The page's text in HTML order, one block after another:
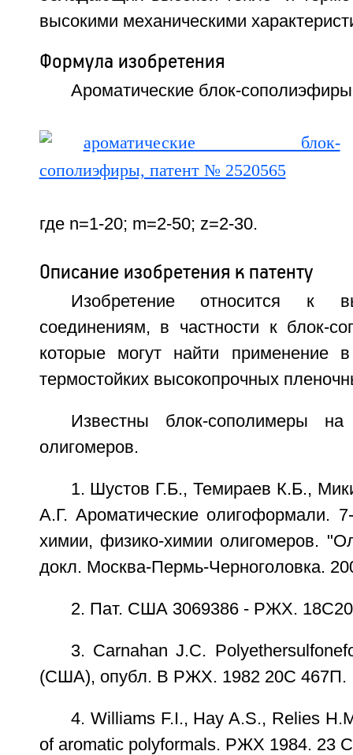
высокими механическими
Формула изобретения
Ароматические блок-
где n=1-20; m=2-50; z=2-30.
Описание изобретения к патенту
Изобретение относится к
соединениям, в частности к блок-
которые могут найти применение
термостойких высокопрочных
Известны блок-сополимеры
олигомеров.
1. Шустов Г.Б., Темираев К.Б.,
А.Г. Ароматические олигоформали.
химии, физико-химии олигомеров.
докл. Москва-Пермь-Черноголовка.
2. Пат. США 3069386 - РЖХ.
3. Carnahan J.C.
(США), опубл. В РЖХ. 1982 20С 467П.
4. Williams F.I., Hay A.S., Relies
of aromatic polyformals. РЖХ 1984. 23